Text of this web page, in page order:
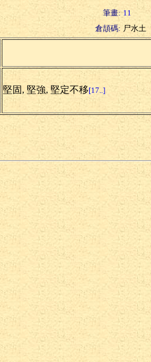
筆畫: 11
倉頡碼: 尸水土
堅固, 堅強, 堅定不移[17..]